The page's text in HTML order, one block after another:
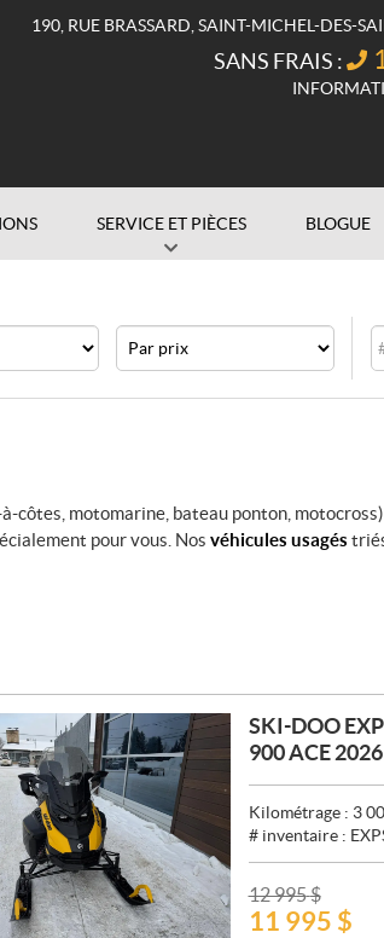
190, RUE BRASSARD SAINT-MICHEL-DES-
SANS FRAIS :
SERVICE ET PIÈCES BLOGUE
côtes, motomarine, bateau ponton,
pour vous. Nos véhicules usagés
SKI-DOO
900 ACE 2026
Kilométrage : 3
# inventaire :
P
R
12 995$
11 995 $